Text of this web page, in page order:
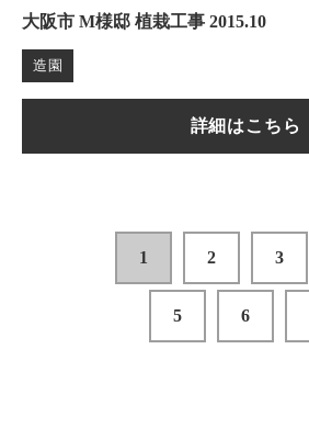
大阪市 M様邸 植栽工事 2015.10
造園
詳細はこちら
1 2 3
5 6